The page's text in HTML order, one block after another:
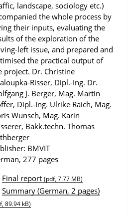
landscape, sociology etc.)
the whole process by
their inputs, evaluating the
of the exploration of the
left issue, and prepared and
the practical output of
project. Dr. Christine
Risser, Dipl.-Ing. Dr.
J. Berger, Mag. Martin
Dipl.-Ing. Ulrike Raich, Mag.
Wunsch, Mag. Karin
Bakk.techn. Thomas
BMVIT
277 pages
Final report (pdf, 7.77 MB)
Summary (German, 2 pages)
89.94 kB)